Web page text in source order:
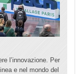
l’innovazione. Per
e nel mondo del